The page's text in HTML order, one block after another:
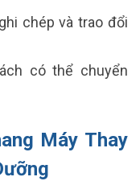
chép và trao đổi
có thể chuyển
Máy Thay